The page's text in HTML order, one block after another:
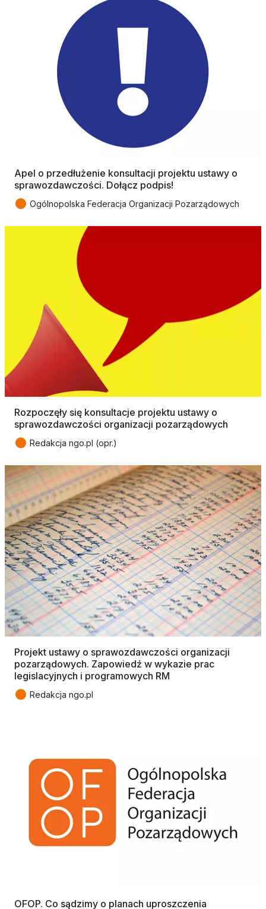
Apel o przedłużenie konsultacji projektu ustawy o
sprawozdawczości. Dołącz podpis!
● Ogólnopolska Federacja Organizacji Pozarządowych
Rozpoczęły się konsultacje projektu ustawy o
sprawozdawczości organizacji pozarządowych
● Redakcja ngo.pl (opr.)
Projekt ustawy o sprawozdawczości organizacji
pozarządowych. Zapowiedź w wykazie prac
legislacyjnych i programowych RM
● Redakcja ngo.pl
OFOP. Co sądzimy o planach uproszczenia